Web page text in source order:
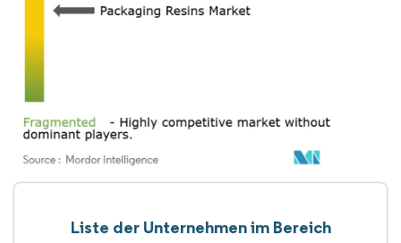
Liste der Unternehmen im Bereich